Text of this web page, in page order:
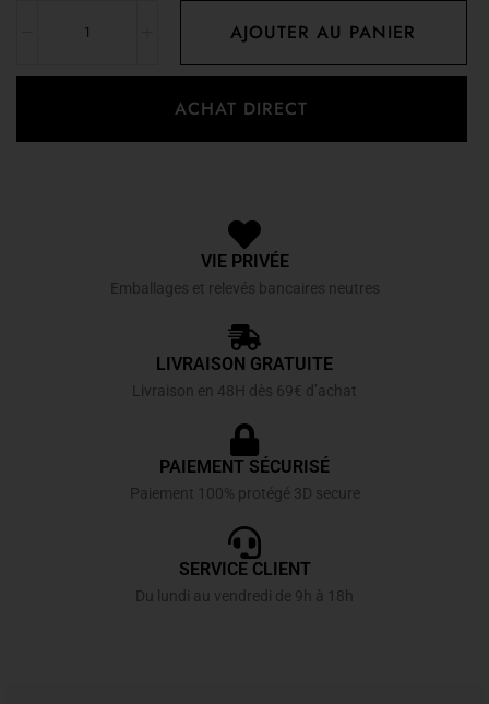
AJOUTER AU PANIER
ACHAT DIRECT
VIE PRIVÉE
Emballages et relevés bancaires neutres
LIVRAISON GRATUITE
Livraison en 48H dès 69€ d’achat
PAIEMENT SÉCURISÉ
Paiement 100% protégé 3D secure
SERVICE CLIENT
Du lundi au vendredi de 9h à 18h